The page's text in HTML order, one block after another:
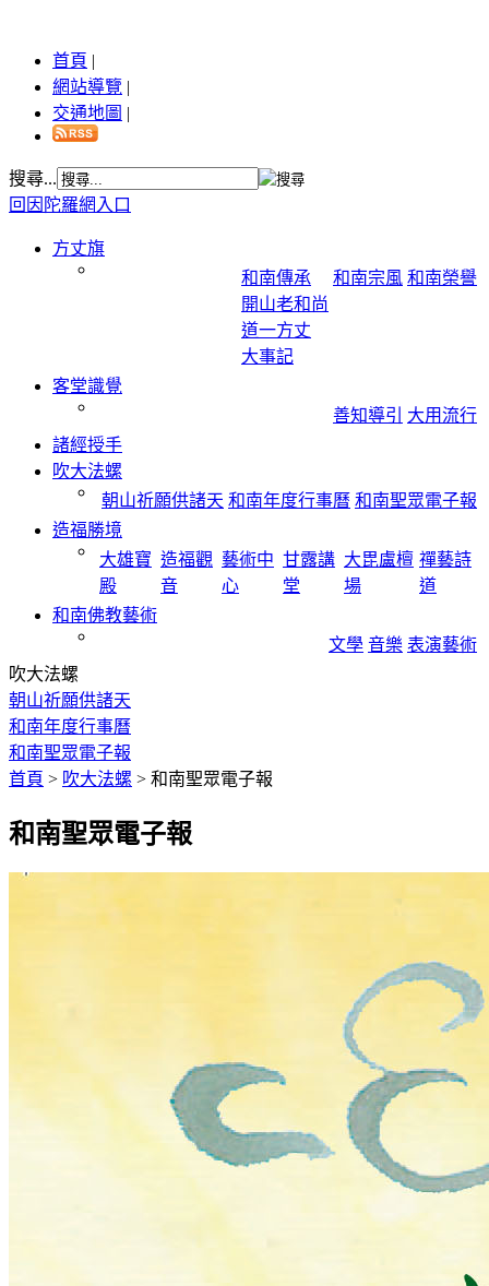
首頁 |
網站導覽 |
交通地圖 |
搜尋...
回因陀羅網入口
方丈旗
和南傳承
開山老和尚
道一方丈
大事記
和南宗風 和南榮譽
客堂識覺
善知導引
大用流行
諸經授手
吹大法螺
朝山祈願供諸天 和南年度行事曆 和南聖眾電子報
造福勝境
大雄寶
殿
造福觀
音
藝術中
心
甘露講
堂
大毘盧檀
場
禪藝詩
道
和南佛教藝術
文學 音樂 表演藝術
吹大法螺
朝山祈願供諸天
和南年度行事曆
和南聖眾電子報
首頁 > 吹大法螺 > 和南聖眾電子報
和南聖眾電子報